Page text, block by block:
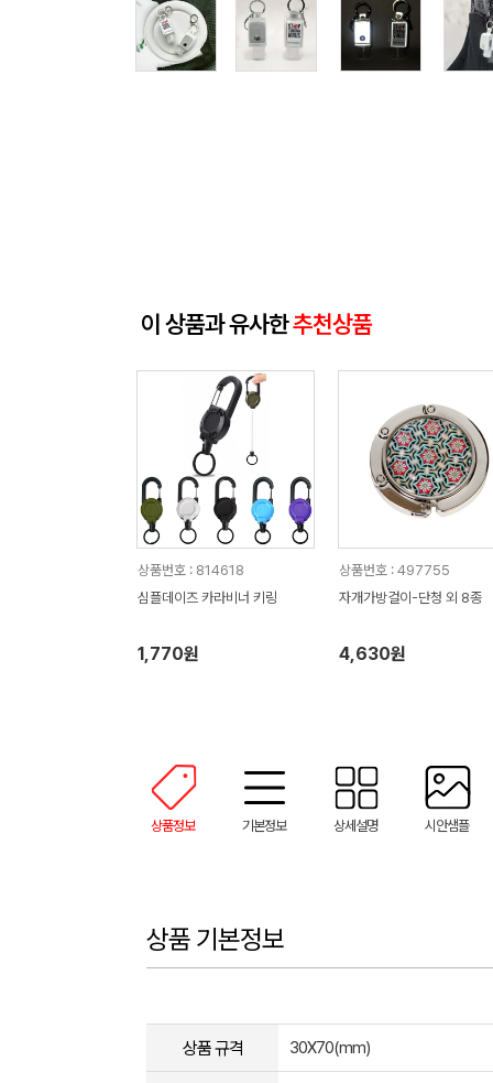
이 상품과 유사한추천상품
상품번호 : 814618
심플데이즈 카라비너 키링
1,770원
상품번호 : 497755
자개가방걸이-단청 외 8종
4,630원
상품정보 기본정보 상세설명 시안샘플
상품 기본정보
상품 규격 30X70(mm)